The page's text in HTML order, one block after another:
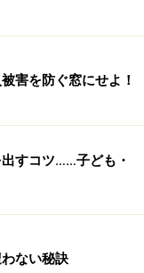
害を防ぐ窓にせよ！
すコツ……子ども・
ない秘訣